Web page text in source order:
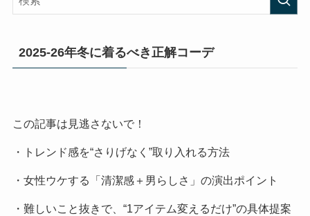
2025-26年冬に着るべき正解コーデ
この記事は見逃さないで！
・トレンド感を“さりげなく”取り入れる方法
・女性ウケする「清潔感＋男らしさ」の演出ポイント
・難しいこと抜きで、“1アイテム変えるだけ”の具体提案